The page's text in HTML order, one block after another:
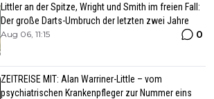
Littler an der Spitze, Wright und Smith im freien Fall:
Der große Darts-Umbruch der letzten zwei Jahre
Aug 06, 11:15 0
ZEITREISE MIT: Alan Warriner-Little – vom
psychiatrischen Krankenpfleger zur Nummer eins